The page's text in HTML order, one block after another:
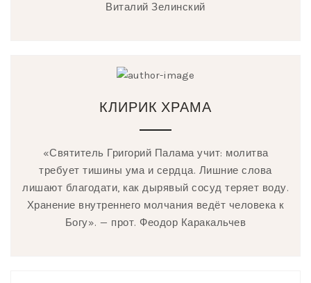
Виталий Зелинский
КЛИРИК ХРАМА
«Святитель Григорий Палама учит: молитва
требует тишины ума и сердца. Лишние слова
лишают благодати, как дырявый сосуд теряет воду.
Хранение внутреннего молчания ведёт человека к
Богу». — прот. Феодор Каракальчев